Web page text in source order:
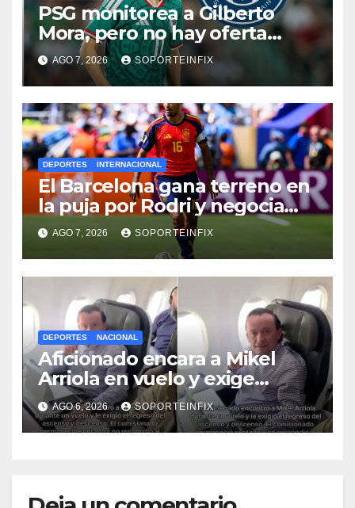
PSG monitorea a Gilberto
Mora, pero no hay oferta
formal por el joven de Xolos
AGO 7, 2026 SOPORTEINFIX
DEPORTES INTERNACIONAL
El Barcelona gana terreno en
la puja por Rodri y negocia
directamente con el
Manchester City
AGO 7, 2026 SOPORTEINFIX
DEPORTES NACIONAL
Aficionado encara a Mikel
Arriola en vuelo y exige
regreso del ascenso
AGO 6, 2026 SOPORTEINFIX